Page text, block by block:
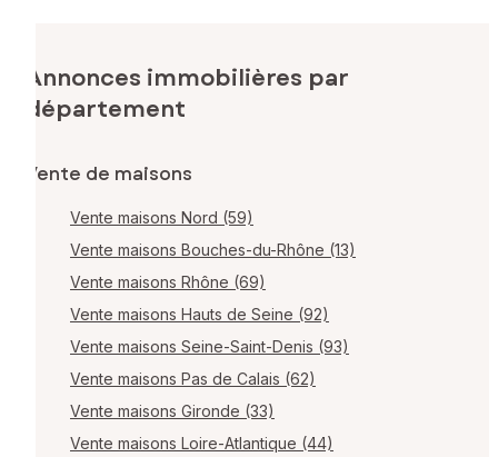
Annonces immobilières par
département
Vente de maisons
Vente maisons Nord (59)
Vente maisons Bouches-du-Rhône (13)
Vente maisons Rhône (69)
Vente maisons Hauts de Seine (92)
Vente maisons Seine-Saint-Denis (93)
Vente maisons Pas de Calais (62)
Vente maisons Gironde (33)
Vente maisons Loire-Atlantique (44)